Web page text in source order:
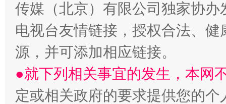
全民健身五年计划来了！等你上场
传媒（北京）有限公司独家协
电视台友情链接，授权合法、
源，并可添加相应链接。
●就下列相关事宜的发生，本网
定或相关政府的要求提供您的个